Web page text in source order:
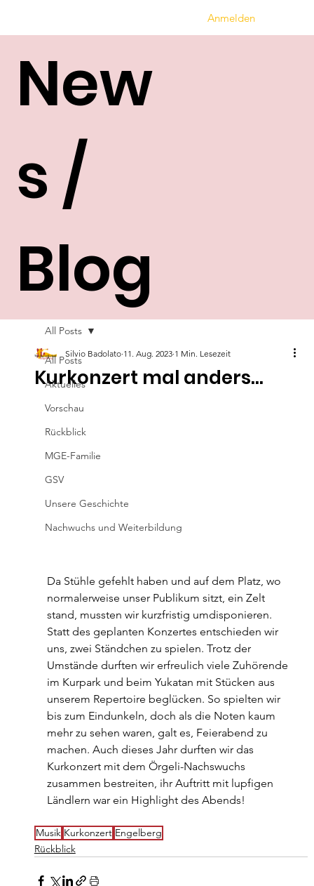
Anmelden
New
s /
Blog
All Posts
Aktuelles
Vorschau
Rückblick
MGE-Familie
GSV
Unsere Geschichte
Nachwuchs und Weiterbildung
All Posts
Kurkonzert mal anders...
Silvio Badolato 11. Aug. 2023 1 Min. Lesezeit
Da Stühle gefehlt haben und auf dem Platz, wo
normalerweise unser Publikum sitzt, ein Zelt
stand, mussten wir kurzfristig umdisponieren.
Statt des geplanten Konzertes entschieden wir
uns, zwei Ständchen zu spielen. Trotz der
Umstände durften wir erfreulich viele Zuhörende
im Kurpark und beim Yukatan mit Stücken aus
unserem Repertoire beglücken. So spielten wir
bis zum Eindunkeln, doch als die Noten kaum
mehr zu sehen waren, galt es, Feierabend zu
machen. Auch dieses Jahr durften wir das
Kurkonzert mit dem Örgeli-Nachswuchs
zusammen bestreiten, ihr Auftritt mit lupfigen
Ländlern war ein Highlight des Abends!
Musik Kurkonzert Engelberg
Rückblick